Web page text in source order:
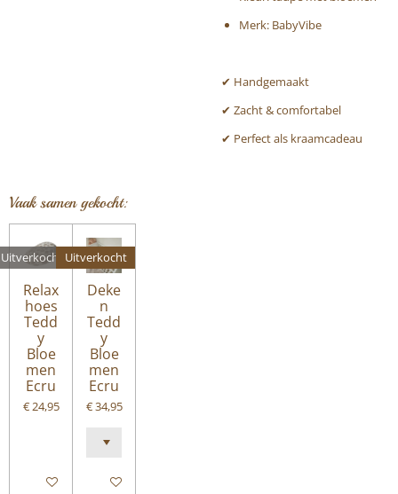
Merk: BabyVibe
✔ Handgemaakt
✔ Zacht & comfortabel
✔ Perfect als kraamcadeau
Vaak samen gekocht:
Uitverkocht
Relax
hoes
Tedd
y
Bloe
men
Ecru
€ 24,95
Houd mij op de hoogte
Uitverkocht
Deke
n
Tedd
y
Bloe
men
Ecru
€ 34,95
Houd mij op de hoogte